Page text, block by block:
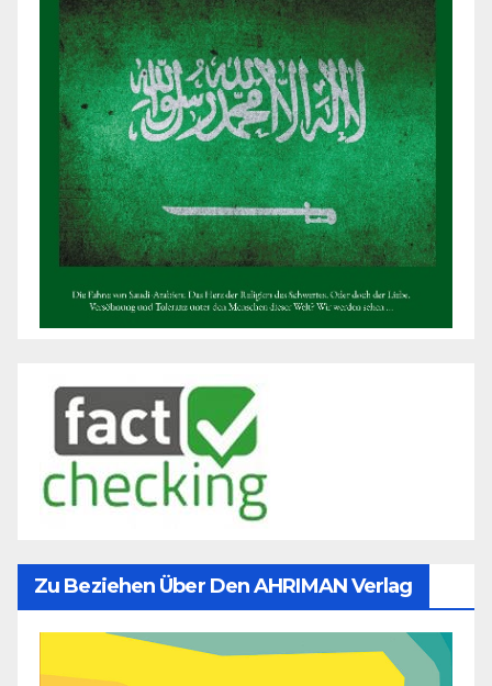
Zu Beziehen Über Den AHRIMAN Verlag